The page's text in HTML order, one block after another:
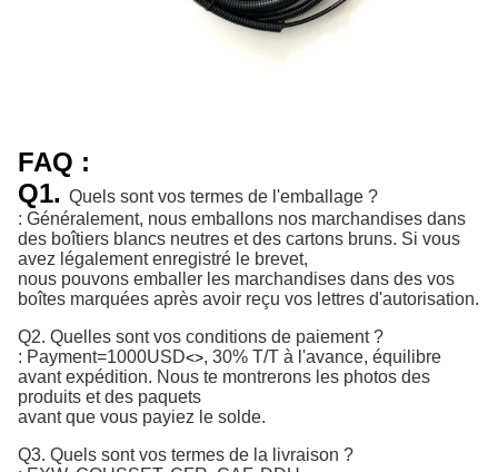
FAQ :
Q1. Quels sont vos termes de l'emballage ?
: Généralement, nous emballons nos marchandises dans
des boîtiers blancs neutres et des cartons bruns. Si vous
avez légalement enregistré le brevet,
nous pouvons emballer les marchandises dans des vos
boîtes marquées après avoir reçu vos lettres d'autorisation.
Q2. Quelles sont vos conditions de paiement ?
: Payment=1000USD<>, 30% T/T à l'avance, équilibre
avant expédition. Nous te montrerons les photos des
produits et des paquets
avant que vous payiez le solde.
Q3. Quels sont vos termes de la livraison ?